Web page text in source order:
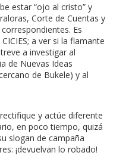
estar “ojo al cristo” y
Corte de Cuentas y
Es
a ver si la flamante
a investigar al
de Nuevas Ideas
de Bukele) y al
y actúe diferente
en poco tiempo, quizá
slogan de campaña
¡devuelvan lo robado!